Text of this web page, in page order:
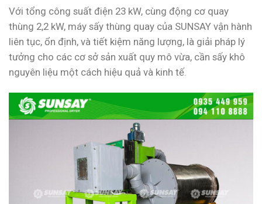
Với tổng công suất điện 23 kW, cùng động cơ quay
thùng 2,2 kW, máy sấy thùng quay của SUNSAY vận hành
liên tục, ổn định, và tiết kiệm năng lượng, là giải pháp lý
tưởng cho các cơ sở sản xuất quy mô vừa, cần sấy khô
nguyên liệu một cách hiệu quả và kinh tế.